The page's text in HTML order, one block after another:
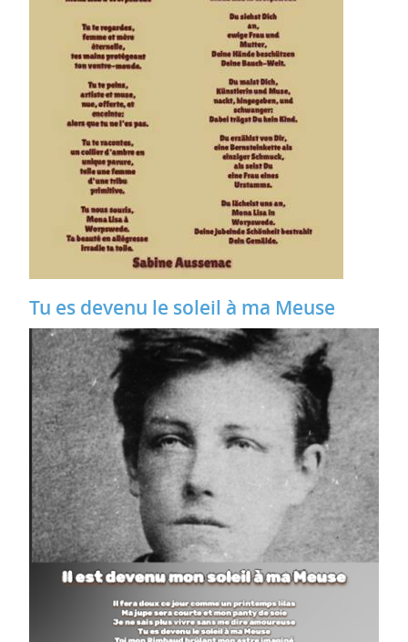
Tu es devenu le soleil à ma Meuse